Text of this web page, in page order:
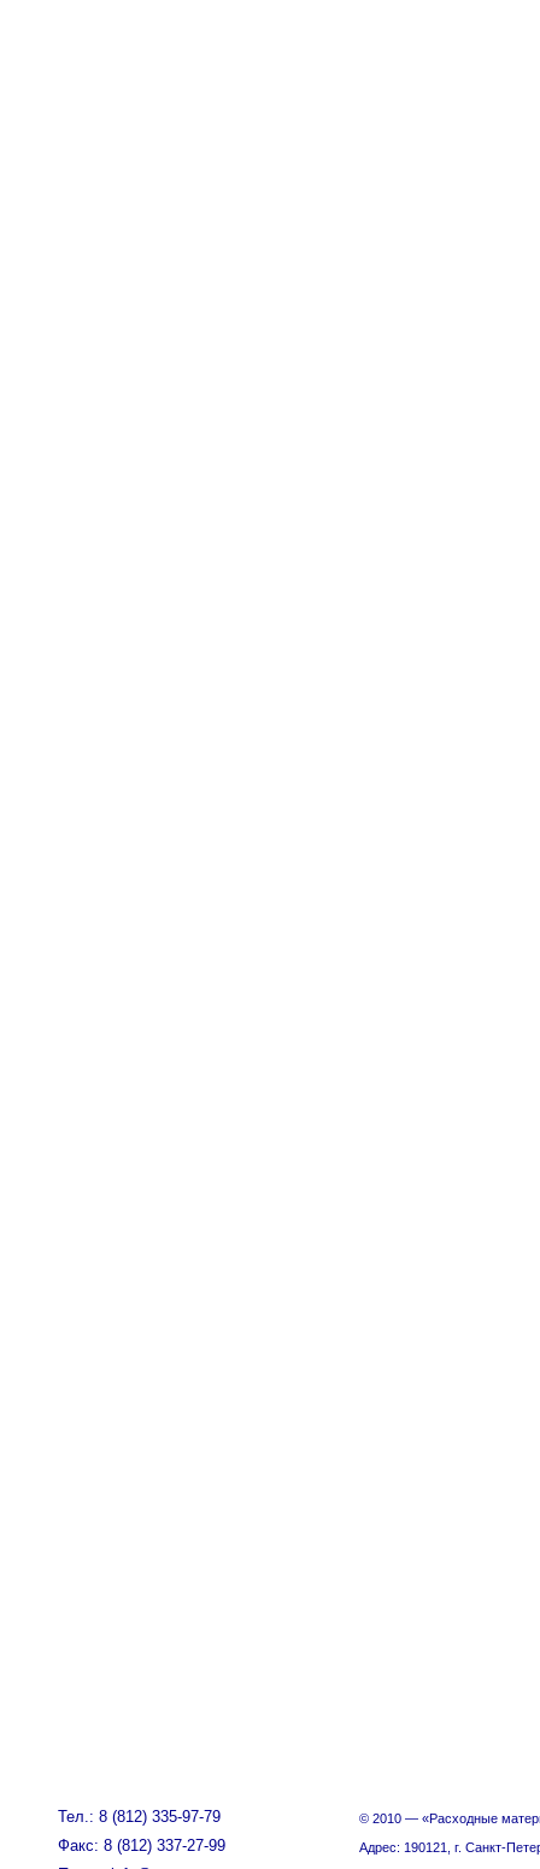
Тел.: 8 (812) 335-97-79
Факс: 8 (812) 337-27-99
© 2010 — «Расходные
Адрес: 190121, г. Санкт-